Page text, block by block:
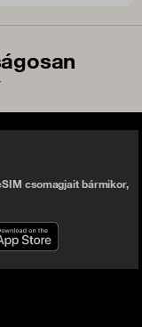
csomagjait bármikor,